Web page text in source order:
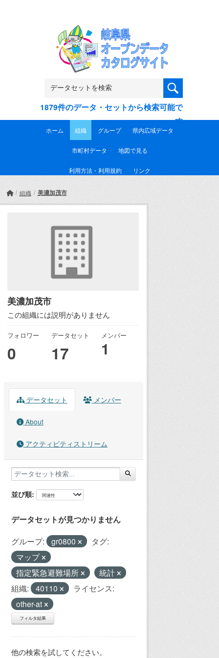
1879件のデータ・セットから検索可能で
す
ホーム 組織 グループ 県内広域データ
市町村データ 地図で見る
利用方法・利用規約 リンク
組織 美濃加茂市
美濃加茂市
この組織には説明がありません
フォロワー
0
データセット
17
メンバー
1
データセット メンバー
About
アクティビティストリーム
並び順
データセットが見つかりません
グループ: gr0800
タグ:
マップ
指定緊急避難場所
統計
組織:
40110
ライセンス:
other-at
フィルタ結果
他の検索を試してください。